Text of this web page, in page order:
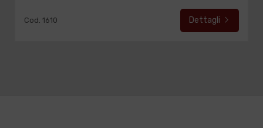
Cod. 1610 Dettagli